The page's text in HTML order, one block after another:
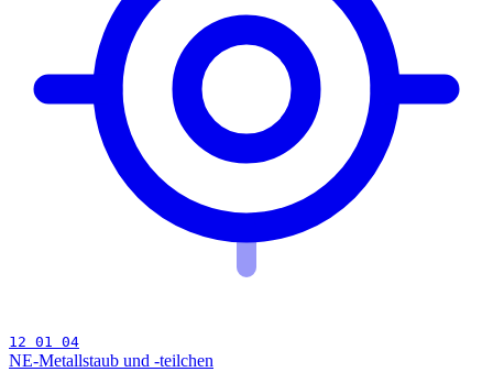
12 01 04
NE-Metallstaub und -teilchen